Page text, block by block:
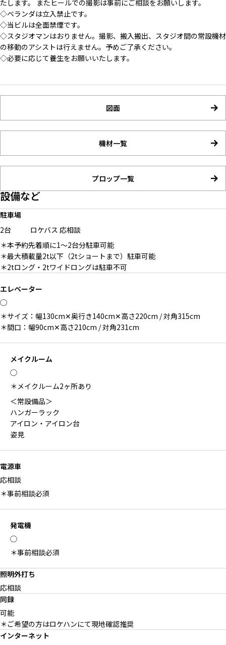
たします。 またヒールでの撮影は事前にご相談をお願いします。
◇ベランダは立入禁止です。
◇当ビルは全面禁煙です。
◇スタジオマンはおりません。撮影、搬入搬出、スタジオ間の常設機材
の移動のアシストは行えません。予めご了承ください。
◇必要に応じて養生をお願いいたします。
図面
機材一覧
プロップ一覧
設備など
駐車場
2台
ロケバス 応相談
＊本予約先着順に1〜2台分駐車可能
＊最大積載量2t以下（2tショートまで）駐車可能
＊2tロング・2tワイドロングは駐車不可
エレベーター
◯
＊サイズ：幅130cm✕奥行き140cm✕高さ220cm / 対角315cm
＊間口：幅90cm✕高さ210cm / 対角231cm
メイクルーム
◯
＊メイクルーム2ヶ所あり
＜常設備品＞
ハンガーラック
アイロン・アイロン台
姿見
電源車
応相談
＊事前相談必須
発電機
◯
＊事前相談必須
照明外打ち
応相談
同録
可能
＊ご希望の方はロケハンにて現地確認推奨
インターネット